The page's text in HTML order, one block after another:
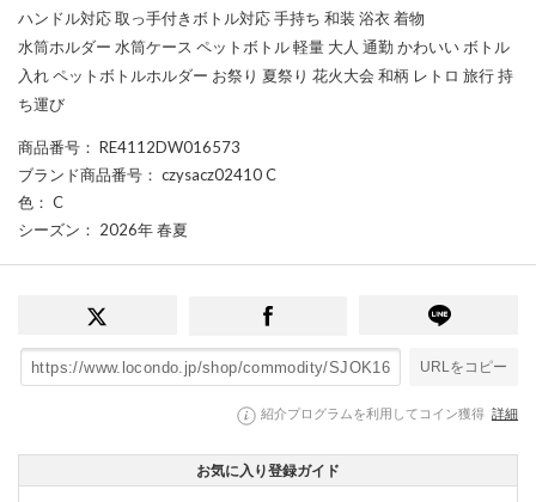
ハンドル対応 取っ手付きボトル対応 手持ち 和装 浴衣 着物
水筒ホルダー 水筒ケース ペットボトル 軽量 大人 通勤 かわいい ボトル
入れ ペットボトルホルダー お祭り 夏祭り 花火大会 和柄 レトロ 旅行 持
ち運び
商品番号 ： RE4112DW016573
ブランド商品番号 ： czysacz02410 C
色 ： C
シーズン ： 2026年 春夏
URLをコピー
紹介プログラムを利用してコイン獲得 詳細
お気に入り登録ガイド